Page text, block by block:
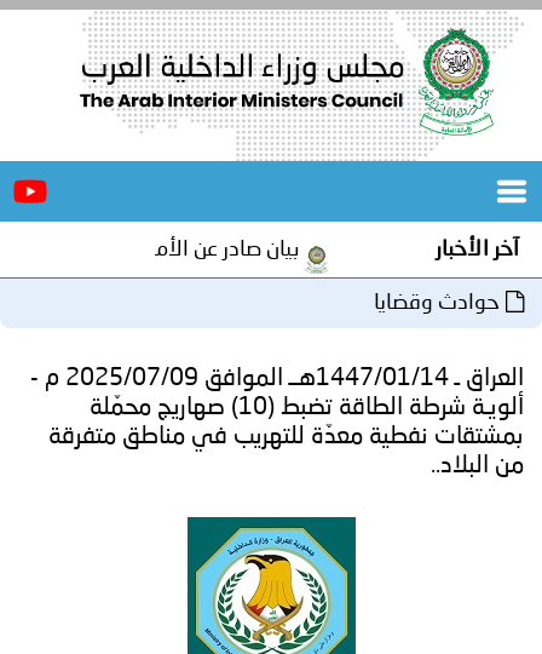
الرئيسية
المجلس
مؤتمرات
و
جهود
آخر الأخبار بيان صادر عن الأمانة العامة لمجلس
حوادث وقضايا
العراق ـ 1447/01/14هــ الموافق 2025/07/09 م -
ألويـة شرطة الطاقة تضبط (10) صهاريج محمّلة
بمشتقات نفطية معدّة للتهريب في مناطق متفرقة
من البلاد..